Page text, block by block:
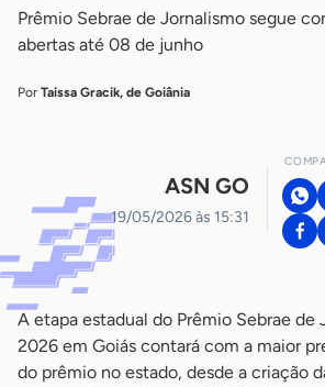
Prêmio Sebrae de Jornalismo segue
abertas até 08 de junho
Por Taissa Gracik, de Goiânia
ASN GO
19/05/2026 às 15:31
A etapa estadual do Prêmio Sebrae de
2026 em Goiás contará com a maior
do prêmio no estado, desde a criação